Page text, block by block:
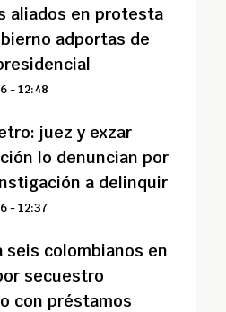
aliados en protesta
adportas de
- 12:48
juez y exzar
lo denuncian por
a delinquir
- 12:37
seis colombianos en
secuestro
con préstamos